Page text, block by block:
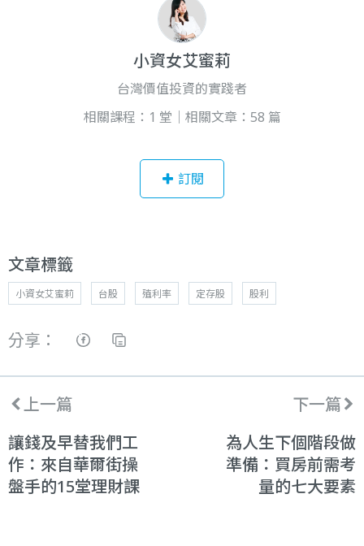
小資女艾蜜莉
台灣價值投資的實踐者
相關課程：1 堂｜相關文章：58 篇
訂閱
文章標籤
小資女艾蜜莉 台股 殖利率 定存股 股利
分享：
上一篇
讓錢及早替我們工
作：來自華爾街操
盤手的15堂理財課
下一篇
為人生下個階段做
準備：買房前需考
量的七大要素